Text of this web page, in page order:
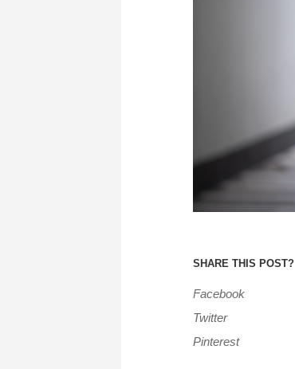
SHARE THIS POST?
Facebook
Twitter
Pinterest